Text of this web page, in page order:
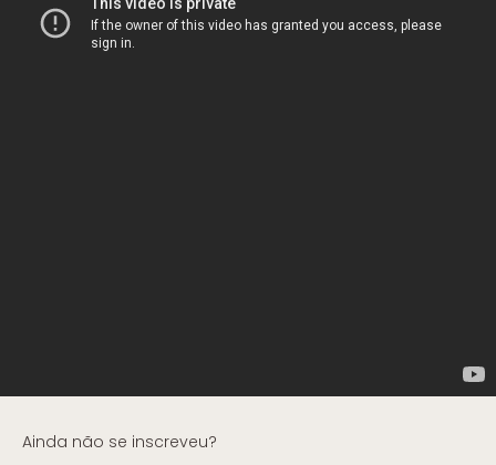
Ainda não se inscreveu?